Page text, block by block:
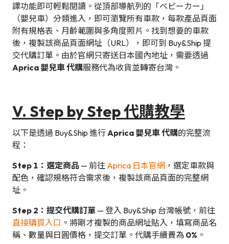
譯功能即可輕鬆閱讀。從頂部導航列的「ベビーカー」
（嬰兒車）分類進入，即可瀏覽所有車款，每款產品頁面
附有規格表、月齡範圍與多角度照片。找到想要的車款
後，複製該商品頁面網址（URL），即可到 Buy&Ship 提
交代購訂單。由於官網只寄送日本國內地址，需要透過
Aprica 嬰兒車 代購服務代為收貨並轉寄台灣。
V. Step by Step 代購教學
以下是透過 Buy&Ship 進行 Aprica 嬰兒車 代購的完整流
程：
Step 1：選定商品 — 前往 Aprica 日本官網 ，選定車款與
配色，確認規格符合需求後，複製該商品頁面的完整網
址。
Step 2：提交代購訂單 — 登入 Buy&Ship 台灣帳號，前往
直接購買入口 。將剛才複製的商品網址貼入，填寫商品名
稱、數量與日圓價格，提交訂單。代購手續費為 0% 。